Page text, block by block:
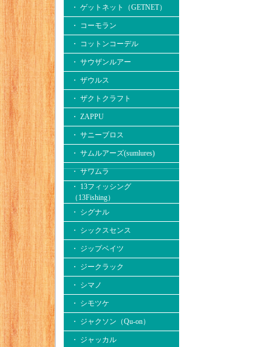
・ ゲットネット（GETNET）
・ コーモラン
・ コットンコーデル
・ サウザンルアー
・ ザウルス
・ ザクトクラフト
・ ZAPPU
・ サニーブロス
・ サムルアーズ(sumlures)
・ サワムラ
・ 13フィッシング
（13Fishing）
・ シグナル
・ シックスセンス
・ ジップベイツ
・ ジークラック
・ シマノ
・ シモツケ
・ ジャクソン（Qu-on）
・ ジャッカル